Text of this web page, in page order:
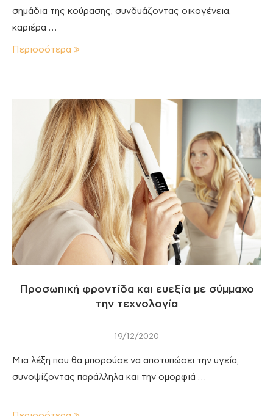
σημάδια της κούρασης, συνδυάζοντας οικογένεια,
καριέρα …
Περισσότερα
Προσωπική φροντίδα και ευεξία με σύμμαχο
την τεχνολογία
19/12/2020
Μια λέξη που θα μπορούσε να αποτυπώσει την υγεία,
συνοψίζοντας παράλληλα και την ομορφιά …